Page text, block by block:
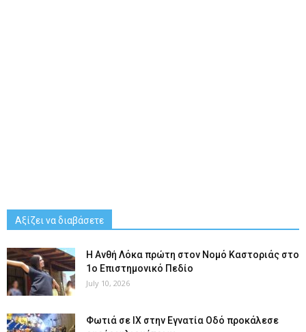
Αξίζει να διαβάσετε
Η Ανθή Λόκα πρώτη στον Νομό Καστοριάς στο
1ο Επιστημονικό Πεδίο
July 10, 2026
Φωτιά σε ΙΧ στην Εγνατία Οδό προκάλεσε